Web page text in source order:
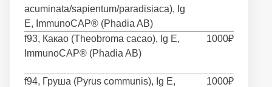
acuminata/sapientum/paradisiaca), Ig
E, ImmunoCAP® (Phadia AB)
f93, Какао (Theobroma cacao), Ig E,
ImmunoCAP® (Phadia AB)
1000₽
f94, Груша (Pyrus communis), Ig E,
1000₽